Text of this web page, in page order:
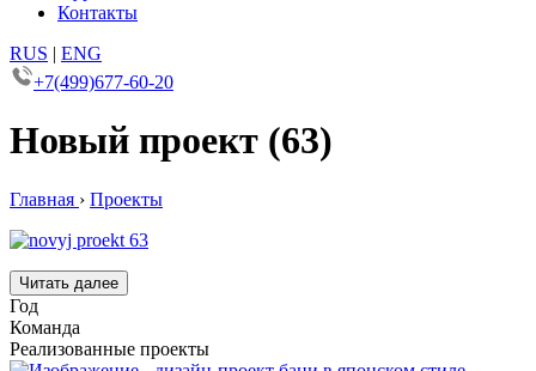
Контакты
RUS | ENG
+7(499)677-60-20
Новый проект (63)
Главная › Проекты
Читать далее
Год
Команда
Реализованные проекты